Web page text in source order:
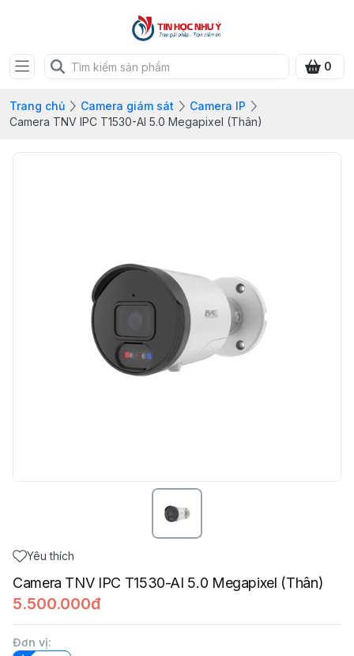
0
Trang chủ Camera giám sát
Camera IP
Camera TNV IPC T1530-AI 5.0 Megapixel (Thân)
Yêu thích
Camera TNV IPC T1530-AI 5.0 Megapixel (Thân)
5.500.000đ
Đơn vị: